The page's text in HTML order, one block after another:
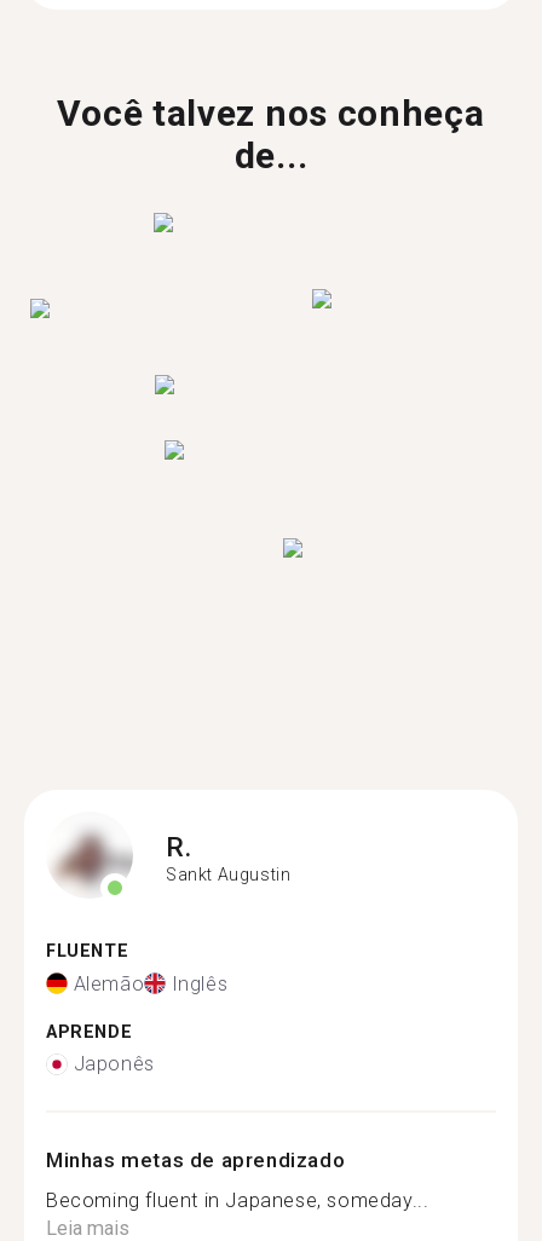
Você talvez nos conheça
de...
R.
Sankt Augustin
FLUENTE
Alemão Inglês
APRENDE
Japonês
Minhas metas de aprendizado
Becoming fluent in Japanese, someday...
Leia mais